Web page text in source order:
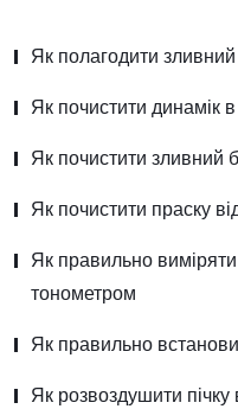
Як полагодити зливний
Як почистити динамік
Як почистити зливний
Як почистити праску
Як правильно
тонометром
Як правильно
Як розвоздушити